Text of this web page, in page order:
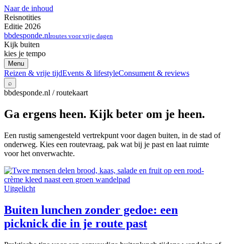
Naar de inhoud
Reisnotities
Editie 2026
bbdesponde.nlroutes voor vrije dagen
Kijk buiten
kies je tempo
Menu
Reizen & vrije tijdEvents & lifestyleConsument & reviews
⌕
bbdesponde.nl / routekaart
Ga ergens heen. Kijk beter om je heen.
Een rustig samengesteld vertrekpunt voor dagen buiten, in de stad of
onderweg. Kies een routevraag, pak wat bij je past en laat ruimte
voor het onverwachte.
Uitgelicht
Buiten lunchen zonder gedoe: een
picknick die in je route past